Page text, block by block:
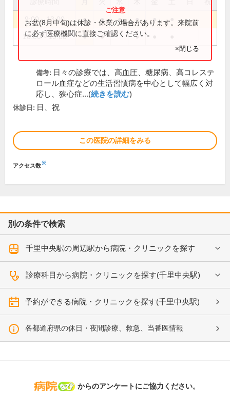
9:00～13:00 ● ● ● ● ●
16:00～19:00 ● ● ●
お盆(8月中旬)は休診・休業の場合があります。来院前
に必ず医療機関に直接ご確認ください。
×閉じる
備考: 日々の診療では、高血圧、糖尿病、高コレステ
ロール血症などの生活習慣病を中心として幅広く対
応し、狭心症...(続きを読む)
休診日: 日、祝
この医院の詳細をみる
アクセス数※
別の条件で検索
千里中央駅の周辺駅から病院・クリニックを探す
診療科目から病院・クリニックを探す(千里中央駅)
予約ができる病院・クリニックを探す(千里中央駅)
各都道府県の休日・夜間診療、救急、当番医情報
病院なび
からのアンケートにご協力ください。